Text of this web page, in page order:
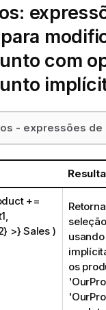
com
- expressões de
+=
>} Sales )
os
'
'